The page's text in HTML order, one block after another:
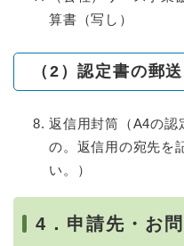
算書（写し）
（2）認定書の郵
返信用封筒（A4の認
の。返信用の宛先を
い。）
4．申請先・お